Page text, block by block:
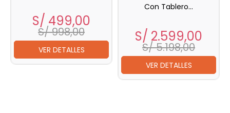
Precio
S/ 499,00
S/ 998,00
VER DETALLES
Con Tablero...
Precio
S/ 2.599,00
S/ 5.198,00
VER DETALLES